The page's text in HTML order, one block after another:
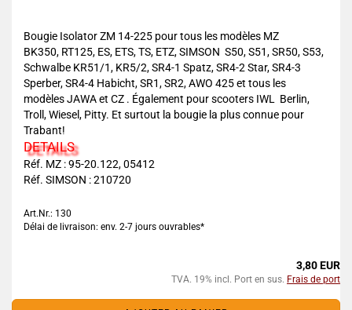
Bougie Isolator ZM 14-225 pour tous les modèles MZ
BK350, RT125, ES, ETS, TS, ETZ, SIMSON S50, S51, SR50, S53,
Schwalbe KR51/1, KR5/2, SR4-1 Spatz, SR4-2 Star, SR4-3
Sperber, SR4-4 Habicht, SR1, SR2, AWO 425 et tous les
modèles JAWA et CZ . Également pour scooters IWL Berlin,
Troll, Wiesel, Pitty. Et surtout la bougie la plus connue pour
Trabant!
DETAILS
Réf. MZ : 95-20.122, 05412
Réf. SIMSON : 210720
Art.Nr.: 130
Délai de livraison: env. 2-7 jours ouvrables*
3,80 EUR
TVA. 19% incl. Port en sus. Frais de port